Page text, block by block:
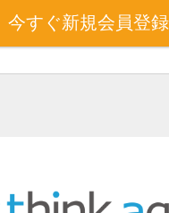
今すぐ新規会員登録